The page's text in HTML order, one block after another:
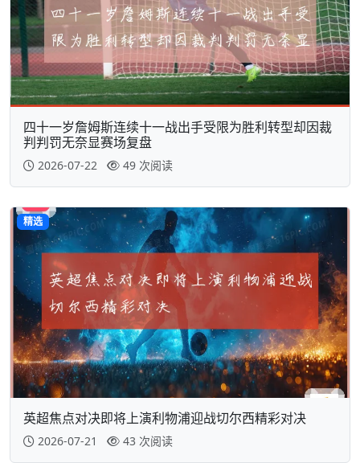
四十一岁詹姆斯连续十一战出手受限为胜利转型却因裁
判判罚无奈显赛场复盘
2026-07-22 49 次阅读
精选
英超焦点对决即将上演利物浦迎战切尔西精彩对决
2026-07-21 43 次阅读